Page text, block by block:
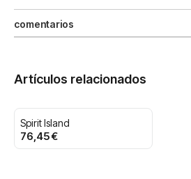
comentarios
Artículos relacionados
Spirit Island
76,45 €